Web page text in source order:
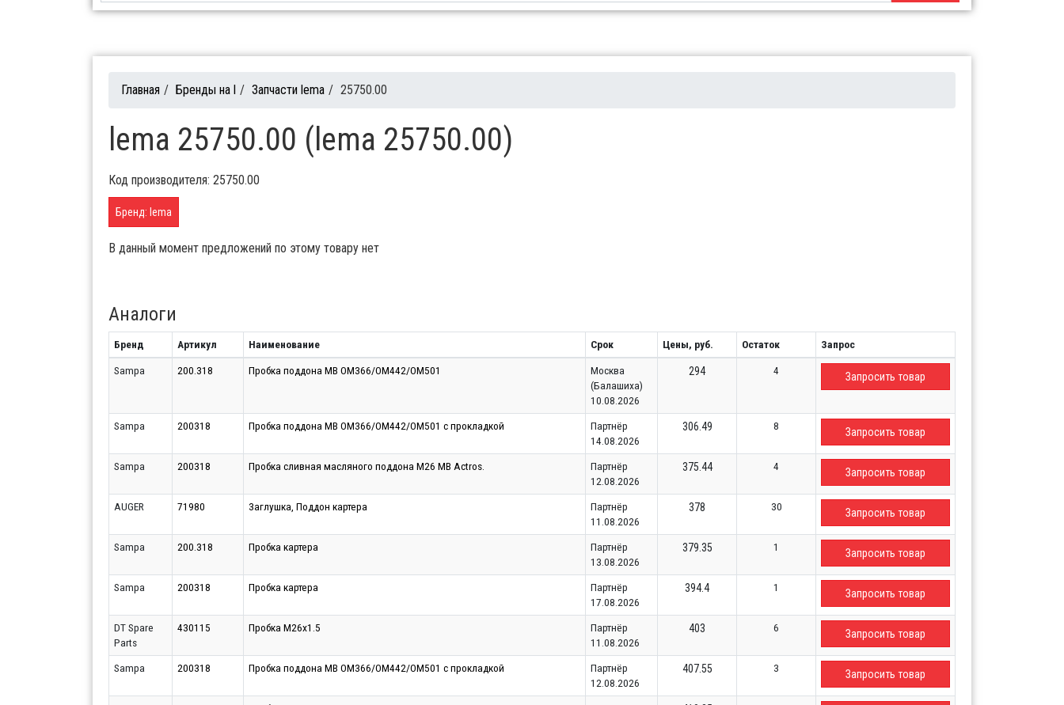
Главная / Бренды на l / Запчасти lema / 25750.00
lema 25750.00 (lema 25750.00)
Код производителя: 25750.00
Бренд: lema
В данный момент предложений по этому товару нет
Аналоги
Бренд Артикул Наименование Срок Цены, руб. Остаток Запрос
Sampa 200.318 Пробка поддона MB OM366/OM442/OM501
Москва
(Балашиха)
10.08.2026
294 4 Запросить товар
Sampa 200318 Пробка поддона MB OM366/OM442/OM501 с прокладкой
Партнёр
14.08.2026
306.49 8 Запросить товар
Sampa 200318 Пробка сливная масляного поддона M26 MB Actros.
Партнёр
12.08.2026
375.44 4 Запросить товар
AUGER 71980 3аглушка, Поддон картера
Партнёр
11.08.2026
378 30 Запросить товар
Sampa 200.318 Пробка картера
Партнёр
13.08.2026
379.35 1 Запросить товар
Sampa 200318 Пробка картера
Партнёр
17.08.2026
394.4 1 Запросить товар
DT Spare
Parts
430115 Пробка М26х1.5
Партнёр
11.08.2026
403 6 Запросить товар
Sampa 200318 Пробка поддона MB OM366/OM442/OM501 с прокладкой
Партнёр
12.08.2026
407.55 3 Запросить товар